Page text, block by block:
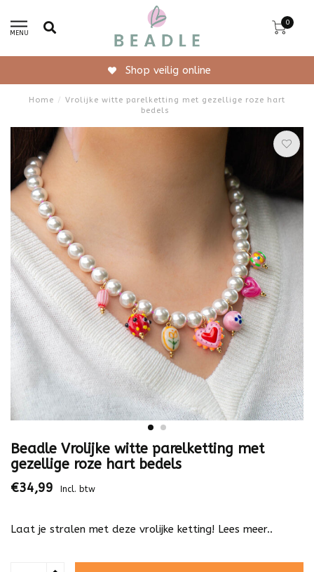
MENU
0
Shop veilig online
Home / Vrolijke witte parelketting met gezellige roze hart
bedels
Beadle Vrolijke witte parelketting met
gezellige roze hart bedels
€34,99 Incl. btw
Laat je stralen met deze vrolijke ketting! Lees meer..